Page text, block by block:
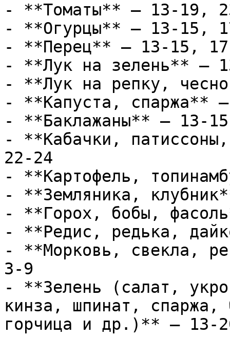
- **Томаты** — 13-19,
- **Огурцы** — 13-15,
- **Перец** — 13-15,
- **Лук на зелень** —
- **Лук на репку,
- **Капуста, спаржа**
- **Баклажаны** — 13-
- **Кабачки,
22-24
- **Картофель,
- **Земляника,
- **Горох, бобы,
- **Редис, редька,
- **Морковь, свекла,
3-9
- **Зелень (салат,
кинза, шпинат, спаржа,
горчица и др.)** — 13-